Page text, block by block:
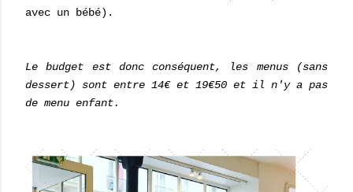
avec un bébé).
Le budget est donc conséquent, les menus (sans
dessert) sont entre 14€ et 19€50 et il n'y a pas
de menu enfant.